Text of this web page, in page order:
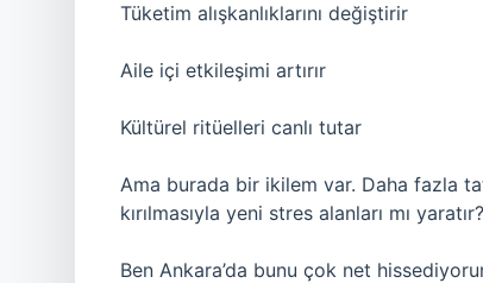
Tüketim alışkanlıklarını değiştirir
Aile içi etkileşimi artırır
Kültürel ritüelleri canlı tutar
Ama burada bir ikilem var. Daha fazla
kırılmasıyla yeni stres alanları mı yaratır?
Ben Ankara’da bunu çok net